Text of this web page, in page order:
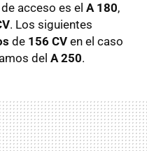
acceso es el A 180,
. Los siguientes
de 156 CV en el caso
del A 250.